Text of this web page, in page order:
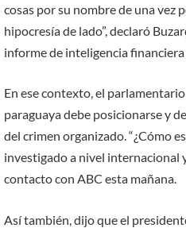
cosas por su nombre de una vez
hipocresía de lado”, declaró
informe de inteligencia financiera
En ese contexto, el
paraguaya debe posicionarse y
del crimen organizado. “¿Cómo
investigado a nivel internacional
contacto con ABC esta mañana.
Así también, dijo que el